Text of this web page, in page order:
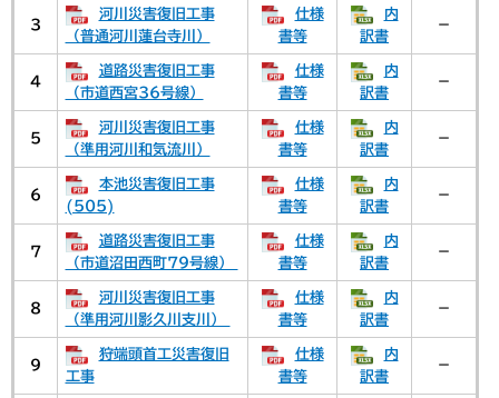
3
河川災害復旧工事
（普通河川蓮台寺川）
仕様
書等
内
訳書
－
4
道路災害復旧工事
（市道西宮36号線）
仕様
書等
内
訳書
－
5
河川災害復旧工事
（準用河川和気流川）
仕様
書等
内
訳書
－
6
本池災害復旧工事
(505)
仕様
書等
内
訳書
－
7
道路災害復旧工事
（市道沼田西町79号線）
仕様
書等
内
訳書
－
8
河川災害復旧工事
（準用河川影久川支川）
仕様
書等
内
訳書
－
9
狩端頭首工災害復旧
工事
仕様
書等
内
訳書
－